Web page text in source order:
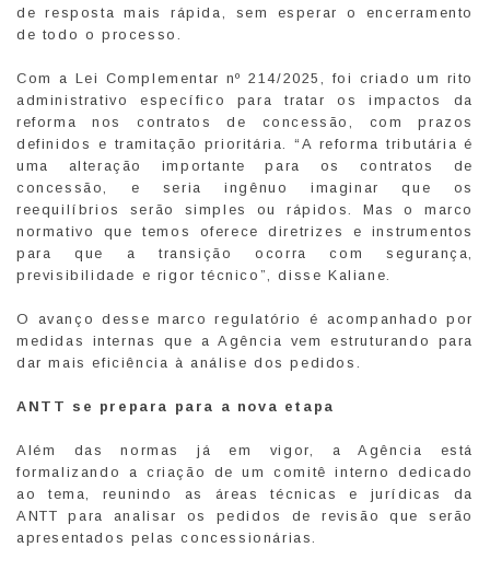
de resposta mais rápida, sem esperar o encerramento
de todo o processo.
Com a Lei Complementar nº 214/2025, foi criado um rito
administrativo específico para tratar os impactos da
reforma nos contratos de concessão, com prazos
definidos e tramitação prioritária. “A reforma tributária é
uma alteração importante para os contratos de
concessão, e seria ingênuo imaginar que os
reequilíbrios serão simples ou rápidos. Mas o marco
normativo que temos oferece diretrizes e instrumentos
para que a transição ocorra com segurança,
previsibilidade e rigor técnico”, disse Kaliane.
O avanço desse marco regulatório é acompanhado por
medidas internas que a Agência vem estruturando para
dar mais eficiência à análise dos pedidos.
ANTT se prepara para a nova etapa
Além das normas já em vigor, a Agência está
formalizando a criação de um comitê interno dedicado
ao tema, reunindo as áreas técnicas e jurídicas da
ANTT para analisar os pedidos de revisão que serão
apresentados pelas concessionárias.